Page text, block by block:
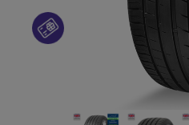
Кокшетау
Кызылорда